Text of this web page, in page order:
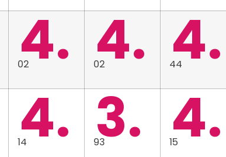
4.
02 4.
02 4.
44
4.
14 3.
93 4.
15